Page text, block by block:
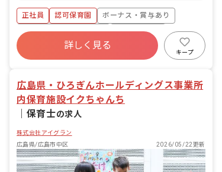
・食事・睡眠・排泄・清潔・衣類の着脱
等 ・集団生活を通じた社会性の装着 ・
行事の計画・実行、お知らせの作成
正社員 認可保育園
ボーナス・賞与あり
寮・住宅・家賃補助あり
社会保険完備
福利厚生充実
退職金制度
詳しく見る
キープ
広島県・ひろぎんホールディングス事業所
内保育施設イクちゃんち
保育士の求人
株式会社アイグラン
広島県/広島市中区
2026/05/22更新